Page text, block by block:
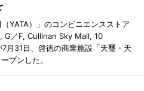
YATA）」のコンビニエンスストア
G／F, Cullinan Sky Mall, 10
月31日、啓徳の商業施設「天璽・天
プンした。